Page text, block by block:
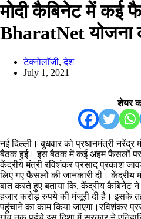
मोदी कैबिनेट में कई
BharatNet योजना
टेक्नोलॉजी,देश
July 1, 2021
शेयर
नई दिल्ली। बुधवार को प्रधानमंत्री नरेंद्र
बैठक हुई। इस बैठक में कई अहम फैसलों पर
केंद्रीय मंत्री रविशंकर प्रसाद प्रकाश
लिए गए फैसलों की जानकारी दी। केंद्रीय
बात करते हुए बताया कि, केंद्रीय कैबिनेट
हजार करोड़ रुपये की मंजूरी दी है। इसके
पहुंचाने का काम किया जाएगा।रविशंकर